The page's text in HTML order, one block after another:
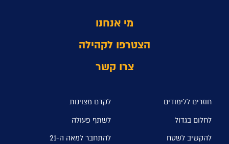
מי אנחנו
הצטרפו לקהילה
צרו קשר
חוזרים ללימודים
לקדם מצוינות
לחלום בגדול
לשתף פעולה
להקשיב לשטח
להתחבר למאה ה-21